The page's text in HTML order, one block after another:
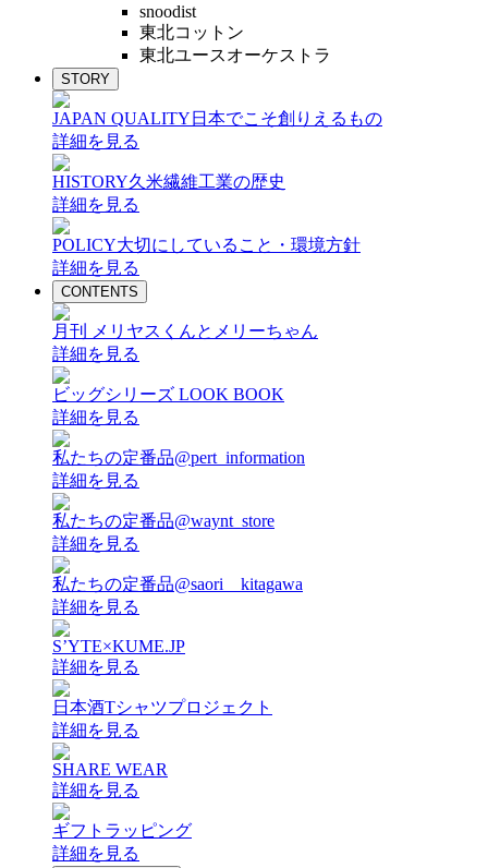
snoodist
東北コットン
東北ユースオーケストラ
STORY
JAPAN QUALITY 日本でこそ創りえるもの
詳細を見る
HISTORY久米繊維工業の歴史
詳細を見る
POLICY大切にしていること・環境方針
詳細を見る
CONTENTS
月刊 メリヤスくんとメリーちゃん
詳細を見る
ビッグシリーズ LOOK BOOK
詳細を見る
私たちの定番品@pert_information
詳細を見る
私たちの定番品@waynt_store
詳細を見る
私たちの定番品@saori__kitagawa
詳細を見る
S’YTE×KUME.JP
詳細を見る
日本酒Tシャツプロジェクト
詳細を見る
SHARE WEAR
詳細を見る
ギフトラッピング
詳細を見る